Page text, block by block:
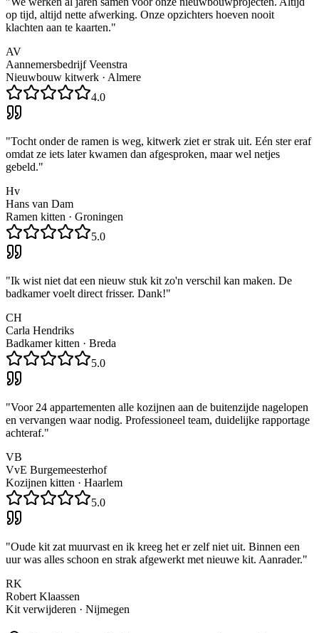
op tijd, altijd nette afwerking. Onze opzichters hoeven nooit
klachten aan te kaarten."
AV
Aannemersbedrijf Veenstra
Nieuwbouw kitwerk · Almere
4.0
"Tocht onder de ramen is weg, kitwerk ziet er strak uit. Eén ster eraf
omdat ze iets later kwamen dan afgesproken, maar wel netjes
gebeld."
Hv
Hans van Dam
Ramen kitten · Groningen
5.0
"Ik wist niet dat een nieuw stuk kit zo'n verschil kan maken. De
badkamer voelt direct frisser. Dank!"
CH
Carla Hendriks
Badkamer kitten · Breda
5.0
"Voor 24 appartementen alle kozijnen aan de buitenzijde nagelopen
en vervangen waar nodig. Professioneel team, duidelijke rapportage
achteraf."
VB
VvE Burgemeesterhof
Kozijnen kitten · Haarlem
5.0
"Oude kit zat muurvast en ik kreeg het er zelf niet uit. Binnen een
uur was alles schoon en strak afgewerkt met nieuwe kit. Aanrader."
RK
Robert Klaassen
Kit verwijderen · Nijmegen